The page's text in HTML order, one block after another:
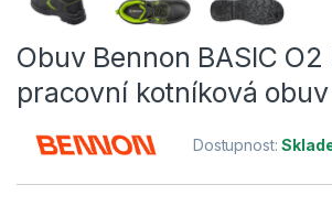
Obuv Bennon BASIC O2
pracovní kotníková obuv
Dostupnost: